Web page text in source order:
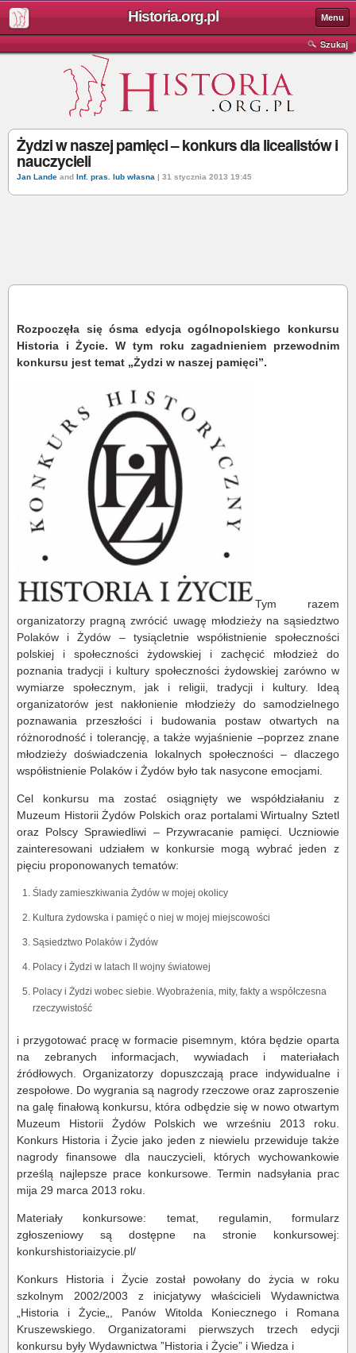
Historia.org.pl Menu
Szukaj
Żydzi w naszej pamięci – konkurs dla licealistów i
nauczycieli
Jan Lande and Inf. pras. lub własna | 31 stycznia 2013 19:45
Rozpoczęła się ósma edycja ogólnopolskiego konkursu
Historia i Życie. W tym roku zagadnieniem przewodnim
konkursu jest temat „Żydzi w naszej pamięci”.
Tym razem
organizatorzy pragną zwrócić uwagę młodzieży na sąsiedztwo
Polaków i Żydów – tysiącletnie współistnienie społeczności
polskiej i społeczności żydowskiej i zachęcić młodzież do
poznania tradycji i kultury społeczności żydowskiej zarówno w
wymiarze społecznym, jak i religii, tradycji i kultury. Ideą
organizatorów jest nakłonienie młodzieży do samodzielnego
poznawania przeszłości i budowania postaw otwartych na
różnorodność i tolerancję, a także wyjaśnienie –poprzez znane
młodzieży doświadczenia lokalnych społeczności – dlaczego
współistnienie Polaków i Żydów było tak nasycone emocjami.
Cel konkursu ma zostać osiągnięty we współdziałaniu z
Muzeum Historii Żydów Polskich oraz portalami Wirtualny Sztetl
oraz Polscy Sprawiedliwi – Przywracanie pamięci. Uczniowie
zainteresowani udziałem w konkursie mogą wybrać jeden z
pięciu proponowanych tematów:
Ślady zamieszkiwania Żydów w mojej okolicy
Kultura żydowska i pamięć o niej w mojej miejscowości
Sąsiedztwo Polaków i Żydów
Polacy i Żydzi w latach II wojny światowej
Polacy i Żydzi wobec siebie. Wyobrażenia, mity, fakty a współczesna
rzeczywistość
i przygotować pracę w formacie pisemnym, która będzie oparta
na zebranych informacjach, wywiadach i materiałach
źródłowych. Organizatorzy dopuszczają prace indywidualne i
zespołowe. Do wygrania są nagrody rzeczowe oraz zaproszenie
na galę finałową konkursu, która odbędzie się w nowo otwartym
Muzeum Historii Żydów Polskich we wrześniu 2013 roku.
Konkurs Historia i Życie jako jeden z niewielu przewiduje także
nagrody finansowe dla nauczycieli, których wychowankowie
prześlą najlepsze prace konkursowe. Termin nadsyłania prac
mija 29 marca 2013 roku.
Materiały konkursowe: temat, regulamin, formularz
zgłoszeniowy są dostępne na stronie konkursowej:
konkurshistoriaizycie.pl/
Konkurs Historia i Życie został powołany do życia w roku
szkolnym 2002/2003 z inicjatywy właścicieli Wydawnictwa
„Historia i Życie„, Panów Witolda Koniecznego i Romana
Kruszewskiego. Organizatorami pierwszych trzech edycji
konkursu były Wydawnictwa ”Historia i Życie” i Wiedza i